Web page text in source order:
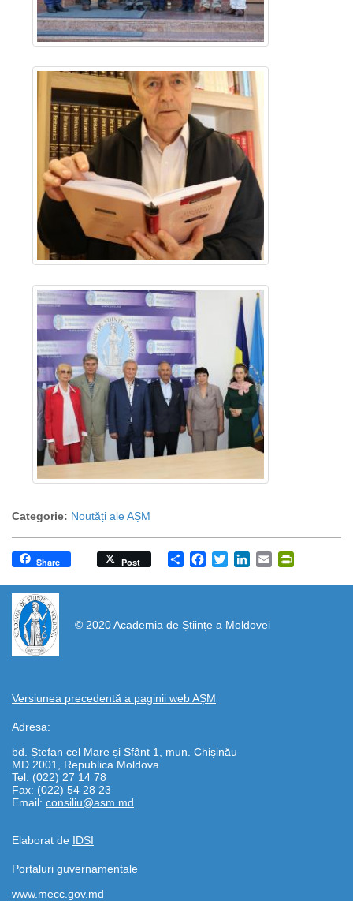
Categorie: Noutăți ale AȘM
Share
Share Post Facebook
TwitterLinkedIn
Email
© 2020 Academia de Științe a Moldovei
Versiunea precedentă a paginii web AȘM
Adresa:
bd. Ștefan cel Mare și Sfânt 1, mun. Chișinău
MD 2001, Republica Moldova
Tel: (022) 27 14 78
Fax: (022) 54 28 23
Email: consiliu@asm.md
Elaborat de IDSI
https://propletenie.ru/
Portaluri guvernamentale
www.mecc.gov.md